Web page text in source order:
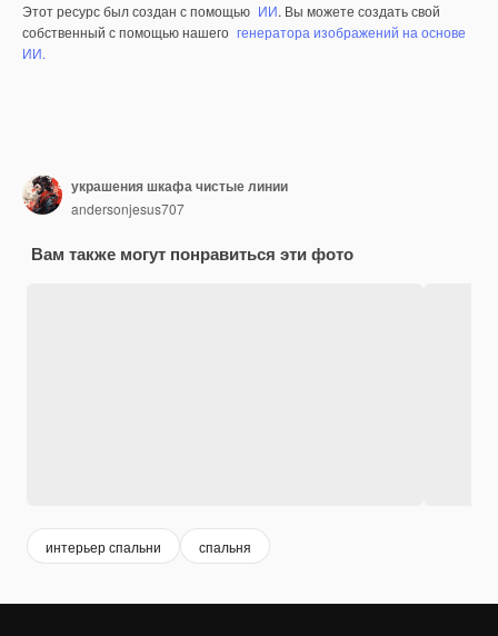
Этот ресурс был создан с помощью ИИ. Вы можете создать свой
собственный с помощью нашего генератора изображений на основе
ИИ.
украшения шкафа чистые линии
andersonjesus707
Вам также могут понравиться эти фото
интерьер спальни спальня